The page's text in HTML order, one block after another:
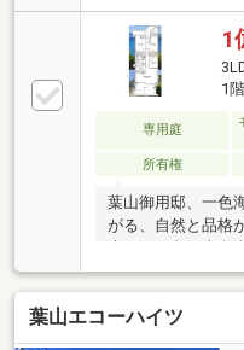
大人のための海辺
級感を感じる重
ワクしていたい
るデザインです。
1
1
専用庭
所有権
葉山御用邸、一色
がる、自然と品格
山と江ノ島、真名
はのロケーション
シャンビューレジ
までも広がる相模
て江ノ島を一望で
葉山エコーハイツ